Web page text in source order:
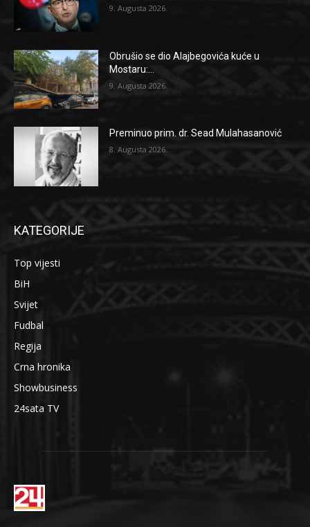
9. Augusta 2026.
Obrušio se dio Alajbegovića kuće u
Mostaru:...
9. Augusta 2026.
Preminuo prim. dr. Sead Mulahasanović
8. Augusta 2026.
KATEGORIJE
Top vijesti
BiH
Svijet
Fudbal
Regija
Crna hronika
Showbusiness
24sata TV